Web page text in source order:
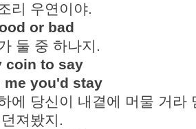
리 우연이야.
or bad
둘 중 하나지.
coin to say
you'd stay
에 당신이 내곁에 머물 거라
져봤지.